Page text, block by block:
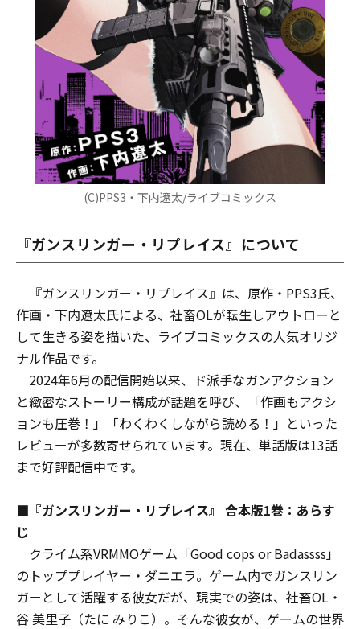
(C)PPS3・下内遼太/ライブコミックス
『ガンスリンガー・リプレイス』について
『ガンスリンガー・リプレイス』は、原作・PPS3氏、
作画・下内遼太氏による、社畜OLが転生しアウトローと
して生きる姿を描いた、ライブコミックスの人気オリジ
ナル作品です。
2024年6月の配信開始以来、ド派手なガンアクション
と緻密なストーリー構成が話題を呼び、「作画もアクシ
ョンも圧巻！」「わくわくしながら読める！」といった
レビューが多数寄せられています。現在、単話版は13話
まで好評配信中です。
■『ガンスリンガー・リプレイス』 合本版1巻：あらす
じ
クライム系VRMMOゲーム「Good cops or Badassss」
のトッププレイヤー・ダニエラ。ゲーム内でガンスリン
ガーとして活躍する彼女だが、現実での姿は、社畜OL・
谷 美里子（たに みりこ）。そんな彼女が、ゲームの世界